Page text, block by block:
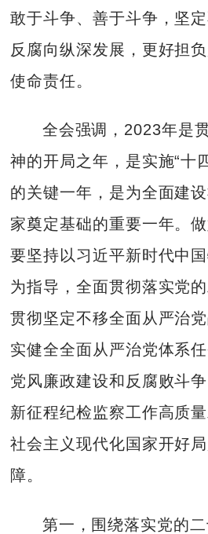
敢于斗争、善于斗争，坚
反腐向纵深发展，更好担
使命责任。
全会强调，2023年是
神的开局之年，是实施“十
的关键一年，是为全面建
家奠定基础的重要一年。
要坚持以习近平新时代中
为指导，全面贯彻落实党
贯彻坚定不移全面从严治
实健全全面从严治党体系
党风廉政建设和反腐败斗
新征程纪检监察工作高质
社会主义现代化国家开好
障。
第一，围绕落实党的